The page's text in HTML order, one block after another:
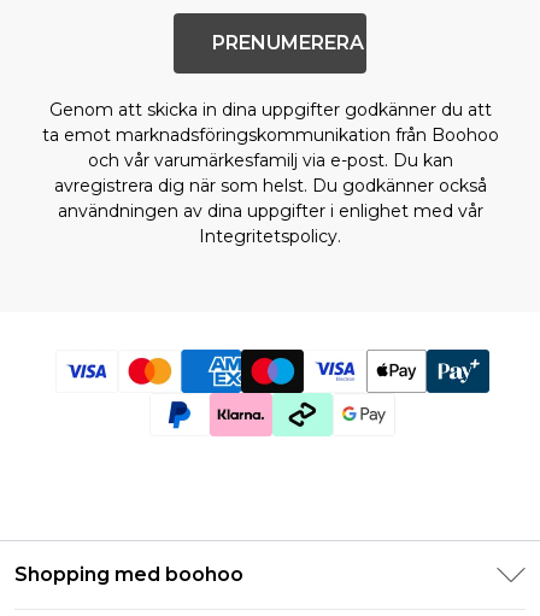
PRENUMERERA
Genom att skicka in dina uppgifter godkänner du att
ta emot marknadsföringskommunikation från Boohoo
och vår varumärkesfamilj via e-post. Du kan
avregistrera dig när som helst. Du godkänner också
användningen av dina uppgifter i enlighet med vår
Integritetspolicy.
Shopping med boohoo